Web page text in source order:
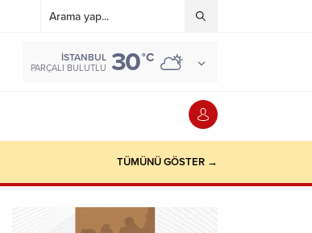
İSTANBUL
PARÇALI BULUTLU 30°C
TÜMÜNÜ GÖSTER →